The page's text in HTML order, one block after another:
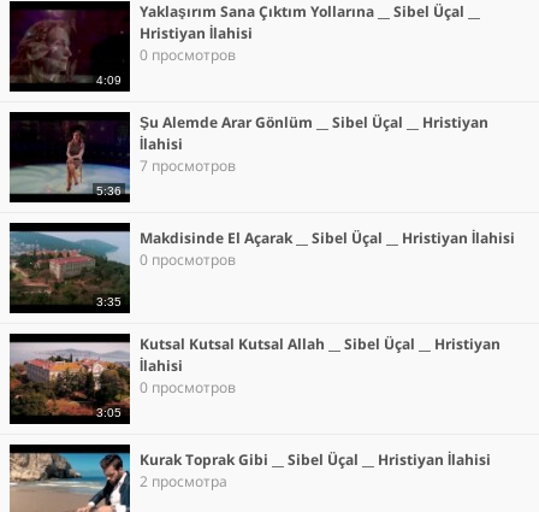
4:09
Yaklaşırım Sana Çıktım Yollarına __ Sibel Üçal __
Hristiyan İlahisi
0 просмотров
5:36
Şu Alemde Arar Gönlüm __ Sibel Üçal __ Hristiyan
İlahisi
7 просмотров
3:35
Makdisinde El Açarak __ Sibel Üçal __ Hristiyan İlahisi
0 просмотров
3:05
Kutsal Kutsal Kutsal Allah __ Sibel Üçal __ Hristiyan
İlahisi
0 просмотров
Kurak Toprak Gibi __ Sibel Üçal __ Hristiyan İlahisi
2 просмотра